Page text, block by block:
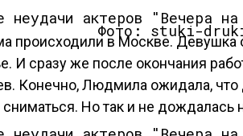
Фото: stuki-
происходили в Москве. Девушка
И сразу же после окончания
Конечно, Людмила ожидала, что
Но так и не дождалась